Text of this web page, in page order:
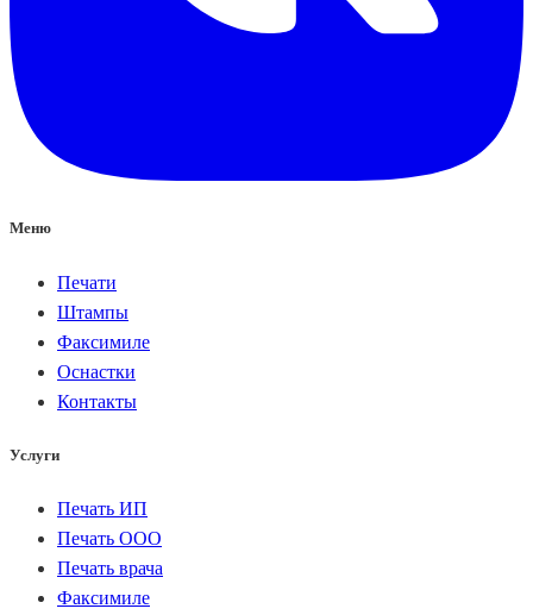
Меню
Печати
Штампы
Факсимиле
Оснастки
Контакты
Услуги
Печать ИП
Печать ООО
Печать врача
Факсимиле